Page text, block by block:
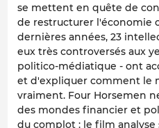
se mettent en quête de
de restructurer l'économie
dernières années, 23
eux très controversés aux
politico-médiatique - ont
et d'expliquer comment le
vraiment. Four Horsemen
des mondes financier et
du complot : le film